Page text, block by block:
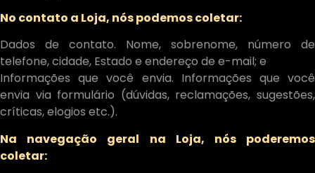
No contato a Loja, nós podemos coletar:
Dados de contato. Nome, sobrenome, número de
telefone, cidade, Estado e endereço de e-mail; e
Informações que você envia. Informações que você
envia via formulário (dúvidas, reclamações, sugestões,
críticas, elogios etc.).
Na navegação geral na Loja, nós poderemos
coletar: